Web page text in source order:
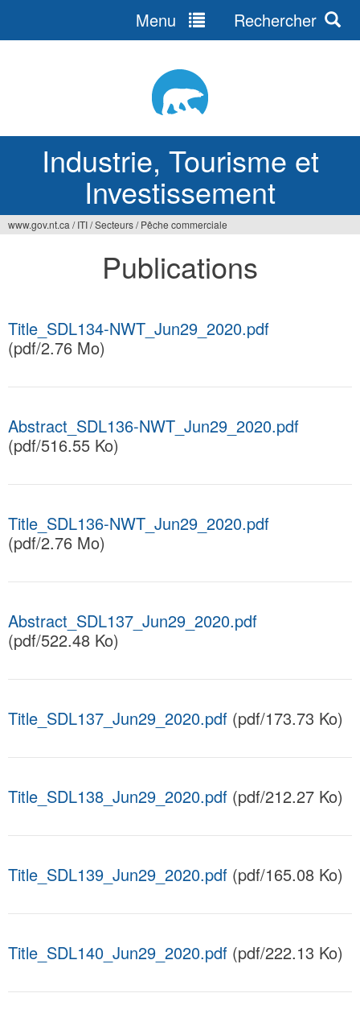
Industrie, Tourisme et
Investissement
Menu Rechercher
www.gov.nt.ca / ITI/Secteurs/ Pêche commerciale
Publications
Title_SDL134-NWT_Jun29_2020.pdf
(pdf/2.76 Mo)
Abstract_SDL136-NWT_Jun29_2020.pdf
(pdf/516.55 Ko)
Title_SDL136-NWT_Jun29_2020.pdf
(pdf/2.76 Mo)
Abstract_SDL137_Jun29_2020.pdf
(pdf/522.48 Ko)
Title_SDL137_Jun29_2020.pdf (pdf/173.73 Ko)
Title_SDL138_Jun29_2020.pdf (pdf/212.27 Ko)
Title_SDL139_Jun29_2020.pdf (pdf/165.08 Ko)
Title_SDL140_Jun29_2020.pdf (pdf/222.13 Ko)